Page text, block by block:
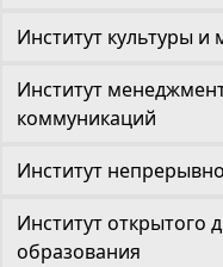
Институт культуры
Институт
коммуникаций
Институт
Институт открытого
образования